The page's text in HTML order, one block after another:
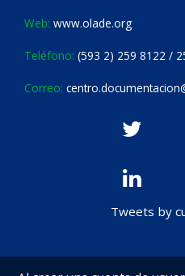
Web: www.olade.org
Teléfono: (593 2) 259 8122 /
Correo:
Tweets by